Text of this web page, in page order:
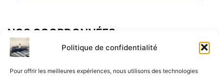
Politique de confidentialité
Pour offrir les meilleures expériences, nous utilisons des technologies
NOS COORDONNÉES
Adresse postal :
ALCF